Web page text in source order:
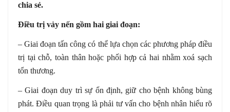
chia sẻ.
Điều trị vảy nến gồm hai giai đoạn:
– Giai đoạn tấn công có thể lựa chọn các phương pháp điều
trị tại chỗ, toàn thân hoặc phối hợp cả hai nhằm xoá sạch
tổn thương.
– Giai đoạn duy trì sự ổn định, giữ cho bệnh không bùng
phát. Điều quan trọng là phải tư vấn cho bệnh nhân hiểu rõ